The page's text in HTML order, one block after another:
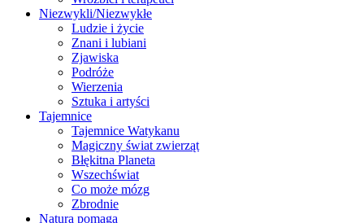
Niezwykli/Niezwykłe
Ludzie i życie
Znani i lubiani
Zjawiska
Podróże
Wierzenia
Sztuka i artyści
Tajemnice
Tajemnice Watykanu
Magiczny świat zwierząt
Błękitna Planeta
Wszechświat
Co może mózg
Zbrodnie
Natura pomaga